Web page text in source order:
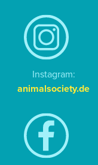
Instagram:
animalsociety.de